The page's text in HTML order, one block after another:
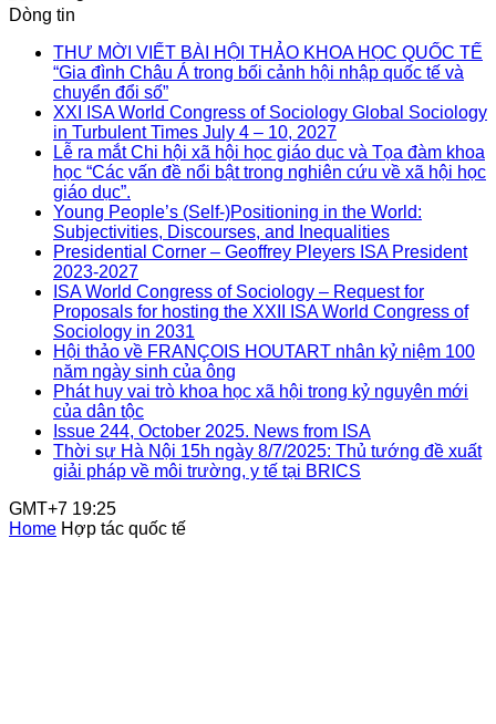
Dòng tin
THƯ MỜI VIẾT BÀI HỘI THẢO KHOA HỌC QUỐC TẾ
“Gia đình Châu Á trong bối cảnh hội nhập quốc tế và
chuyển đổi số”
XXI ISA World Congress of Sociology Global Sociology
in Turbulent Times July 4 – 10, 2027
Lễ ra mắt Chi hội xã hội học giáo dục và Tọa đàm khoa
học “Các vấn đề nổi bật trong nghiên cứu về xã hội học
giáo dục”.
Young People’s (Self-)Positioning in the World:
Subjectivities, Discourses, and Inequalities
Presidential Corner – Geoffrey Pleyers ISA President
2023-2027
ISA World Congress of Sociology – Request for
Proposals for hosting the XXII ISA World Congress of
Sociology in 2031
Hội thảo về FRANÇOIS HOUTART nhân kỷ niệm 100
năm ngày sinh của ông
Phát huy vai trò khoa học xã hội trong kỷ nguyên mới
của dân tộc
Issue 244, October 2025. News from ISA
Thời sự Hà Nội 15h ngày 8/7/2025: Thủ tướng đề xuất
giải pháp về môi trường, y tế tại BRICS
GMT+7 19:25
Home Hợp tác quốc tế